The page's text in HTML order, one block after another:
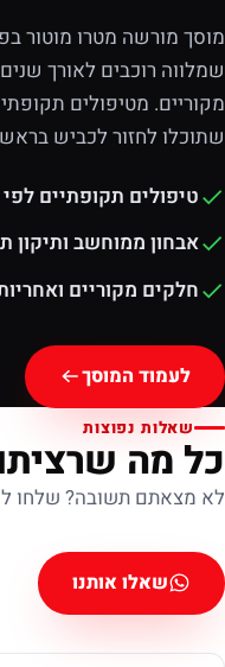
מוסך מורשה מטרו מוטור
שמלווה רוכבים לאורך
מקוריים. מטיפולים
שתוכלו לחזור לכביש
טיפולים תקופתיים לפי
אבחון ממוחשב ותיקון
חלקים מקוריים
לעמוד המוסך
שאלות נפוצות
כל מה
לא מצאתם תשובה? שלחו
שאלו אותנו